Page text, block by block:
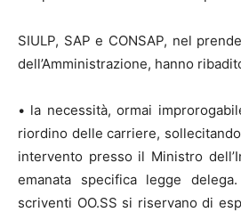
SIULP, SAP e CONSAP, nel
dell’Amministrazione, hanno
• la necessità, ormai
riordino delle carriere,
intervento presso il Ministro
emanata specifica legge
scriventi OO.SS si riservano di